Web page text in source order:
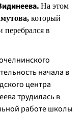
На этом
который
перебрался в
начала в
центра
трудилась в
работе школы